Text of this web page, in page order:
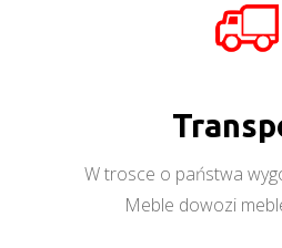
W trosce o państwa
Meble dowozi